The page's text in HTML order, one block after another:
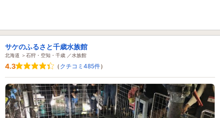
サケのふるさと千歳水族館
北海道 ＞石狩・空知・千歳 ／水族館
4.3 （ クチコミ485件）